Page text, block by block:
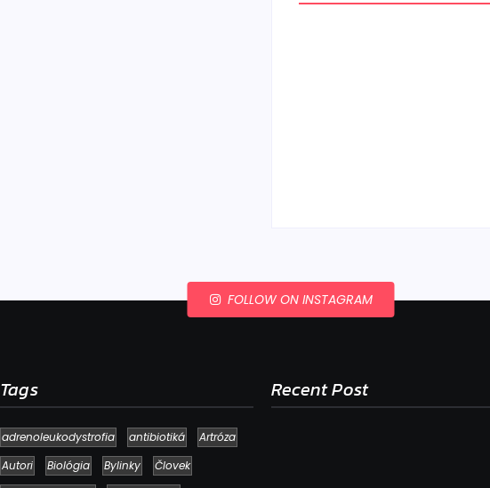
FOLLOW ON INSTAGRAM
Tags
adrenoleukodystrofia antibiotiká
Artróza
Autori
Biológia Bylinky
Človek
Recent Post